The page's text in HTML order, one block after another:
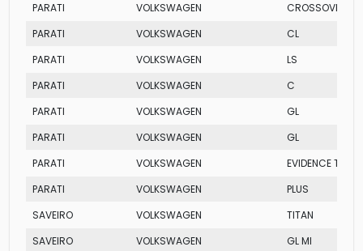
PARATI
VOLKSWAGEN
CROSSOVER
PARATI
VOLKSWAGEN
CL
PARATI
VOLKSWAGEN
LS
PARATI
VOLKSWAGEN
C
PARATI
VOLKSWAGEN
GL
PARATI
VOLKSWAGEN
GL
PARATI
VOLKSWAGEN
EVIDENCE
PARATI
VOLKSWAGEN
PLUS
SAVEIRO
VOLKSWAGEN
TITAN
SAVEIRO
VOLKSWAGEN
GL MI